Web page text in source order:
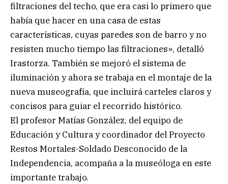
filtraciones del techo, que era casi lo primero que
había que hacer en una casa de estas
características, cuyas paredes son de barro y no
resisten mucho tiempo las filtraciones», detalló
Irastorza. También se mejoró el sistema de
iluminación y ahora se trabaja en el montaje de la
nueva museografía, que incluirá carteles claros y
concisos para guiar el recorrido histórico.
El profesor Matías González, del equipo de
Educación y Cultura y coordinador del Proyecto
Restos Mortales-Soldado Desconocido de la
Independencia, acompaña a la museóloga en este
importante trabajo.